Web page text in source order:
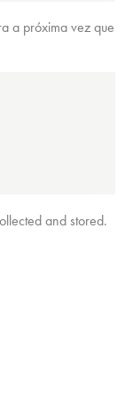
a próxima vez que
and stored.